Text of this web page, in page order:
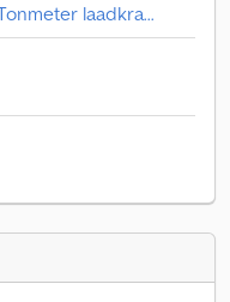
laadkra...